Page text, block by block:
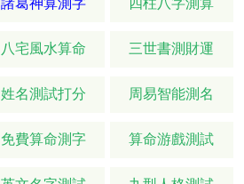
諸葛神算測字 四柱八字測算
八宅風水算命 三世書測財運
姓名測試打分 周易智能測名
免費算命測字 算命游戲測試